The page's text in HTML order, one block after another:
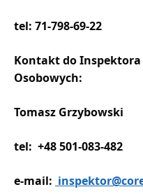
tel: 71-798-69-22
Kontakt do
Osobowych:
Tomasz Grzybowski
tel: +48 501-083-482
e-mail: inspektor@